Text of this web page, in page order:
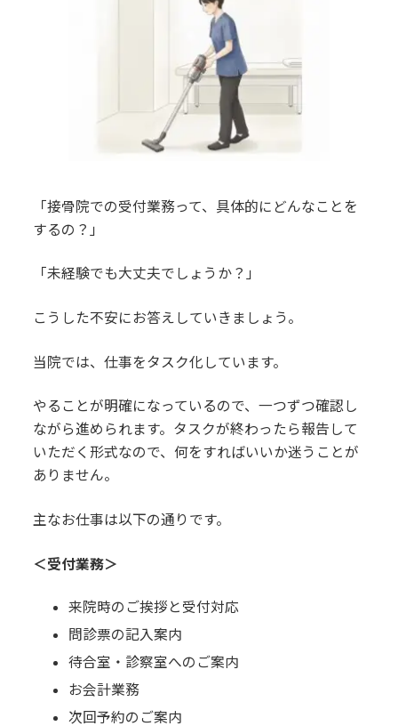
「接骨院での受付業務って、具体的にどんなことを
するの？」
「未経験でも大丈夫でしょうか？」
こうした不安にお答えしていきましょう。
当院では、仕事をタスク化しています。
やることが明確になっているので、一つずつ確認し
ながら進められます。タスクが終わったら報告して
いただく形式なので、何をすればいいか迷うことが
ありません。
主なお仕事は以下の通りです。
＜受付業務＞
来院時のご挨拶と受付対応
問診票の記入案内
待合室・診察室へのご案内
お会計業務
次回予約のご案内